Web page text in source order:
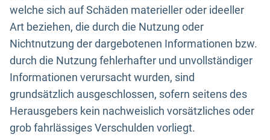
welche sich auf Schäden materieller oder ideeller
Art beziehen, die durch die Nutzung oder
Nichtnutzung der dargebotenen Informationen bzw.
durch die Nutzung fehlerhafter und unvollständiger
Informationen verursacht wurden, sind
grundsätzlich ausgeschlossen, sofern seitens des
Herausgebers kein nachweislich vorsätzliches oder
grob fahrlässiges Verschulden vorliegt.